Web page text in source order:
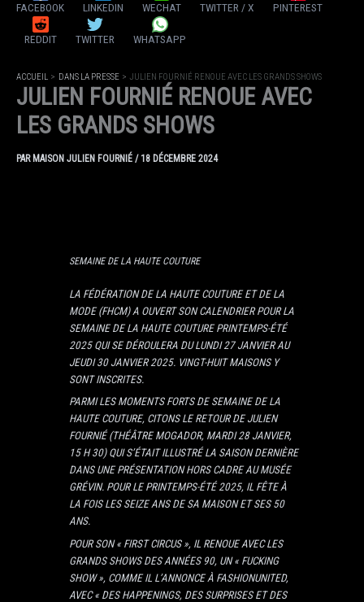
FACEBOOK LINKEDIN WECHAT TWITTER / X PINTEREST
REDDIT TWITTER WHATSAPP
ACCUEIL DANS LA PRESSE JULIEN FOURNIÉ RENOUE AVEC LES GRANDS SHOWS
JULIEN FOURNIÉ RENOUE AVEC
LES GRANDS SHOWS
PAR MAISON JULIEN FOURNIÉ /18 DÉCEMBRE 2024
SEMAINE DE LA HAUTE COUTURE
LA FÉDÉRATION DE LA HAUTE COUTURE ET DE LA
MODE (FHCM) A OUVERT SON CALENDRIER POUR LA
SEMAINE DE LA HAUTE COUTURE PRINTEMPS-ÉTÉ
2025 QUI SE DÉROULERA DU LUNDI 27 JANVIER AU
JEUDI 30 JANVIER 2025. VINGT-HUIT MAISONS Y
SONT INSCRITES.
PARMI LES MOMENTS FORTS DE SEMAINE DE LA
HAUTE COUTURE, CITONS LE RETOUR DE JULIEN
FOURNIÉ (THÉÂTRE MOGADOR, MARDI 28 JANVIER,
15 H 30) QUI S’ÉTAIT ILLUSTRÉ LA SAISON DERNIÈRE
DANS UNE PRÉSENTATION HORS CADRE AU MUSÉE
GRÉVIN. POUR LE PRINTEMPS-ÉTÉ 2025, IL FÊTE À
LA FOIS LES SEIZE ANS DE SA MAISON ET SES 50
ANS.
POUR SON « FIRST CIRCUS », IL RENOUE AVEC LES
GRANDS SHOWS DES ANNÉES 90, UN « FUCKING
SHOW », COMME IL L’ANNONCE À FASHIONUNITED,
AVEC « DES HAPPENINGS, DES SURPRISES ET DES